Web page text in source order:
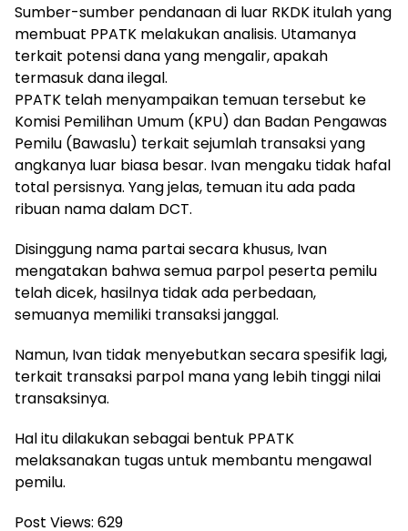
Sumber-sumber pendanaan di luar RKDK itulah yang
membuat PPATK melakukan analisis. Utamanya
terkait potensi dana yang mengalir, apakah
termasuk dana ilegal.
PPATK telah menyampaikan temuan tersebut ke
Komisi Pemilihan Umum (KPU) dan Badan Pengawas
Pemilu (Bawaslu) terkait sejumlah transaksi yang
angkanya luar biasa besar. Ivan mengaku tidak hafal
total persisnya. Yang jelas, temuan itu ada pada
ribuan nama dalam DCT.
Disinggung nama partai secara khusus, Ivan
mengatakan bahwa semua parpol peserta pemilu
telah dicek, hasilnya tidak ada perbedaan,
semuanya memiliki transaksi janggal.
Namun, Ivan tidak menyebutkan secara spesifik lagi,
terkait transaksi parpol mana yang lebih tinggi nilai
transaksinya.
Hal itu dilakukan sebagai bentuk PPATK
melaksanakan tugas untuk membantu mengawal
pemilu.
Post Views: 629